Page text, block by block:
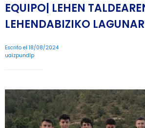
EQUIPO| LEHEN
LEHENDABIZIKO
Escrito el 18/08/2024
uaizpundlp